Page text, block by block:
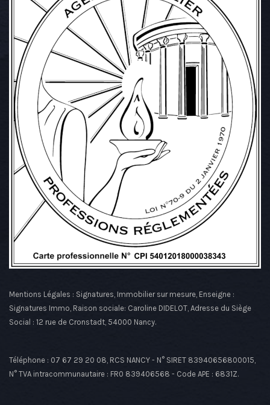
Mentions Légales : Signatures, Immobilier sur mesure, Enseigne :
Signatures Immo, Raison sociale: Caroline DIDELOT, Adresse du Siège
Social : 12 rue de Cronstadt, 54000 Nancy.
Téléphone : 07 67 29 20 08, RCS NANCY - N° SIRET 83940656800015,
N° TVA intracommunautaire : FR0 839406568 - Code APE : 6831Z.